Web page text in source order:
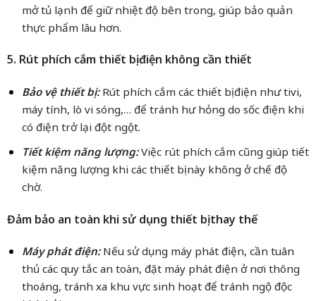
mở tủ lạnh để giữ nhiệt độ bên trong, giúp bảo quản
thực phẩm lâu hơn.
5. Rút phích cắm thiết bị điện không cần thiết
Bảo vệ thiết bị: Rút phích cắm các thiết bị điện như tivi,
máy tính, lò vi sóng,… để tránh hư hỏng do sốc điện khi
có điện trở lại đột ngột.
Tiết kiệm năng lượng:Việc rút phích cắm cũng giúp tiết
kiệm năng lượng khi các thiết bị này không ở chế độ
chờ.
Đảm bảo an toàn khi sử dụng thiết bị thay thế
Máy phát điện: Nếu sử dụng máy phát điện, cần tuân
thủ các quy tắc an toàn, đặt máy phát điện ở nơi thông
thoáng, tránh xa khu vực sinh hoạt để tránh ngộ độc